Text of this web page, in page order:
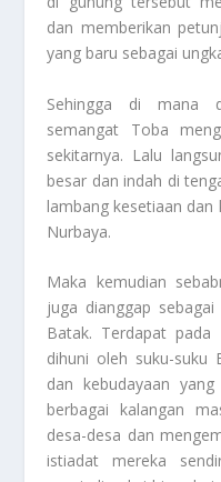
dan memberikan
yang baru sebagai
Sehingga di mana
semangat Toba
sekitarnya. Lalu
besar dan indah di
lambang kesetiaan dan
Nurbaya.
Maka kemudian
juga dianggap
Batak. Terdapat pada
dihuni oleh suku-suku
dan kebudayaan
berbagai kalangan
desa-desa dan
istiadat mereka